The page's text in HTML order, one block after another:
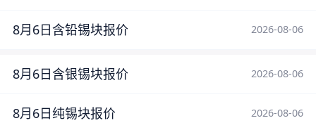
8月6日含铅锡块报价 2026-08-06
8月6日含银锡块报价 2026-08-06
8月6日纯锡块报价 2026-08-06